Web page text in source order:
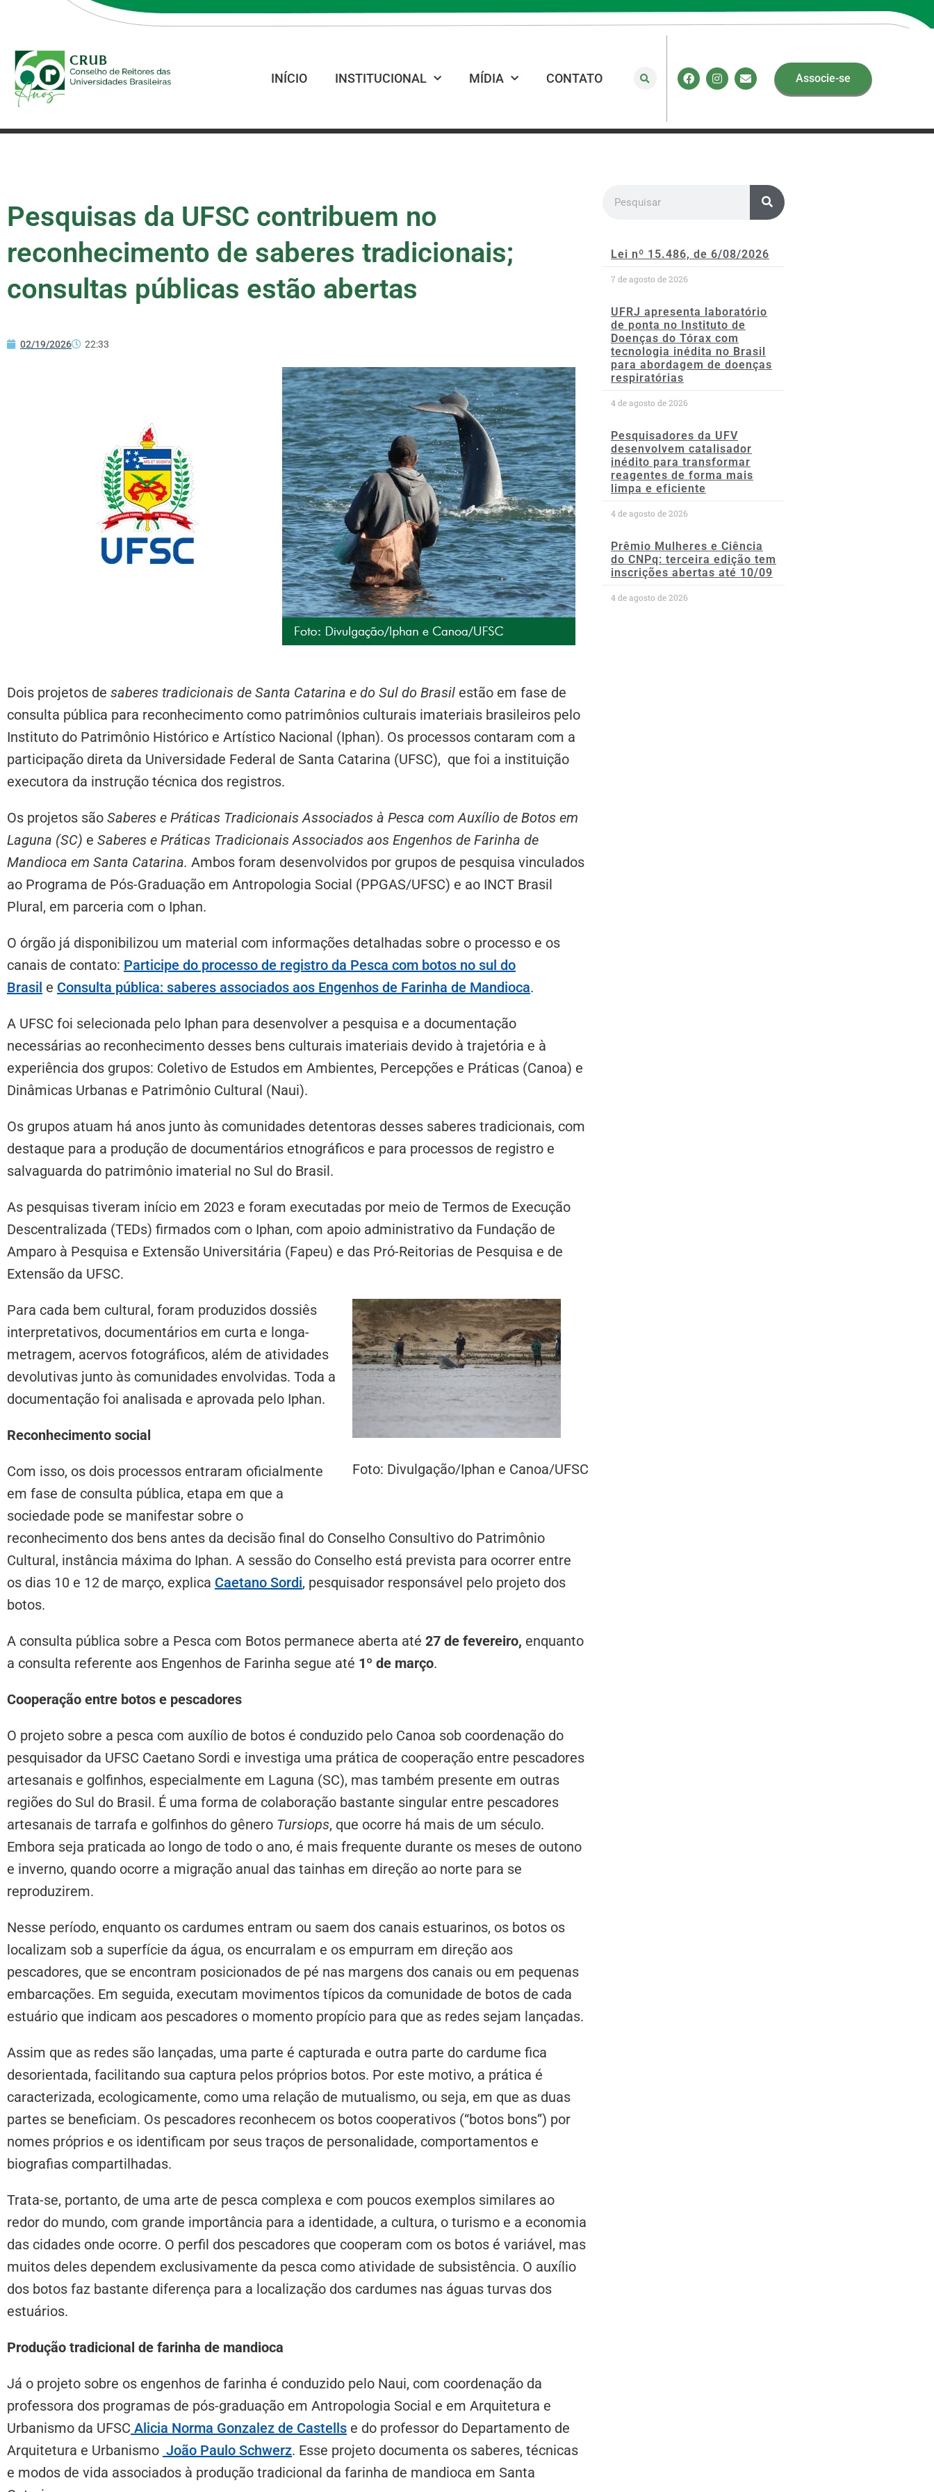
INÍCIO INSTITUCIONAL MÍDIA CONTATO Associe-se
Pesquisas da UFSC contribuem no
reconhecimento de saberes tradicionais;
consultas públicas estão abertas
02/19/2026 22:33
Dois projetos de saberes tradicionais de Santa Catarina e do Sul do Brasil estão em fase de
consulta pública para reconhecimento como patrimônios culturais imateriais brasileiros pelo
Instituto do Patrimônio Histórico e Artístico Nacional (Iphan). Os processos contaram com a
participação direta da Universidade Federal de Santa Catarina (UFSC), que foi a instituição
executora da instrução técnica dos registros.
Os projetos são Saberes e Práticas Tradicionais Associados à Pesca com Auxílio de Botos em
Laguna (SC) e Saberes e Práticas Tradicionais Associados aos Engenhos de Farinha de
Mandioca em Santa Catarina. Ambos foram desenvolvidos por grupos de pesquisa vinculados
ao Programa de Pós-Graduação em Antropologia Social (PPGAS/UFSC) e ao INCT Brasil
Plural, em parceria com o Iphan.
O órgão já disponibilizou um material com informações detalhadas sobre o processo e os
canais de contato: Participe do processo de registro da Pesca com botos no sul do
Brasil e Consulta pública: saberes associados aos Engenhos de Farinha de Mandioca.
A UFSC foi selecionada pelo Iphan para desenvolver a pesquisa e a documentação
necessárias ao reconhecimento desses bens culturais imateriais devido à trajetória e à
experiência dos grupos: Coletivo de Estudos em Ambientes, Percepções e Práticas (Canoa) e
Dinâmicas Urbanas e Patrimônio Cultural (Naui).
Os grupos atuam há anos junto às comunidades detentoras desses saberes tradicionais, com
destaque para a produção de documentários etnográficos e para processos de registro e
salvaguarda do patrimônio imaterial no Sul do Brasil.
As pesquisas tiveram início em 2023 e foram executadas por meio de Termos de Execução
Descentralizada (TEDs) firmados com o Iphan, com apoio administrativo da Fundação de
Amparo à Pesquisa e Extensão Universitária (Fapeu) e das Pró-Reitorias de Pesquisa e de
Extensão da UFSC.
Foto: Divulgação/Iphan e Canoa/UFSC
Para cada bem cultural, foram produzidos dossiês
interpretativos, documentários em curta e longa-
metragem, acervos fotográficos, além de atividades
devolutivas junto às comunidades envolvidas. Toda a
documentação foi analisada e aprovada pelo Iphan.
Reconhecimento social
Com isso, os dois processos entraram oficialmente
em fase de consulta pública, etapa em que a
sociedade pode se manifestar sobre o
reconhecimento dos bens antes da decisão final do Conselho Consultivo do Patrimônio
Cultural, instância máxima do Iphan. A sessão do Conselho está prevista para ocorrer entre
os dias 10 e 12 de março, explica Caetano Sordi, pesquisador responsável pelo projeto dos
botos.
A consulta pública sobre a Pesca com Botos permanece aberta até 27 de fevereiro, enquanto
a consulta referente aos Engenhos de Farinha segue até 1º de março.
Cooperação entre botos e pescadores
O projeto sobre a pesca com auxílio de botos é conduzido pelo Canoa sob coordenação do
pesquisador da UFSC Caetano Sordi e investiga uma prática de cooperação entre pescadores
artesanais e golfinhos, especialmente em Laguna (SC), mas também presente em outras
regiões do Sul do Brasil. É uma forma de colaboração bastante singular entre pescadores
artesanais de tarrafa e golfinhos do gênero Tursiops, que ocorre há mais de um século.
Embora seja praticada ao longo de todo o ano, é mais frequente durante os meses de outono
e inverno, quando ocorre a migração anual das tainhas em direção ao norte para se
reproduzirem.
Nesse período, enquanto os cardumes entram ou saem dos canais estuarinos, os botos os
localizam sob a superfície da água, os encurralam e os empurram em direção aos
pescadores, que se encontram posicionados de pé nas margens dos canais ou em pequenas
embarcações. Em seguida, executam movimentos típicos da comunidade de botos de cada
estuário que indicam aos pescadores o momento propício para que as redes sejam lançadas.
Assim que as redes são lançadas, uma parte é capturada e outra parte do cardume fica
desorientada, facilitando sua captura pelos próprios botos. Por este motivo, a prática é
caracterizada, ecologicamente, como uma relação de mutualismo, ou seja, em que as duas
partes se beneficiam. Os pescadores reconhecem os botos cooperativos (“botos bons”) por
nomes próprios e os identificam por seus traços de personalidade, comportamentos e
biografias compartilhadas.
Trata-se, portanto, de uma arte de pesca complexa e com poucos exemplos similares ao
redor do mundo, com grande importância para a identidade, a cultura, o turismo e a economia
das cidades onde ocorre. O perfil dos pescadores que cooperam com os botos é variável, mas
muitos deles dependem exclusivamente da pesca como atividade de subsistência. O auxílio
dos botos faz bastante diferença para a localização dos cardumes nas águas turvas dos
estuários.
Produção tradicional de farinha de mandioca
Já o projeto sobre os engenhos de farinha é conduzido pelo Naui, com coordenação da
professora dos programas de pós-graduação em Antropologia Social e em Arquitetura e
Urbanismo da UFSC Alicia Norma Gonzalez de Castells e do professor do Departamento de
Arquitetura e Urbanismo João Paulo Schwerz. Esse projeto documenta os saberes, técnicas
e modos de vida associados à produção tradicional da farinha de mandioca em Santa
Lei nº 15.486, de 6/08/2026
7 de agosto de 2026
UFRJ apresenta laboratório
de ponta no Instituto de
Doenças do Tórax com
tecnologia inédita no Brasil
para abordagem de doenças
respiratórias
4 de agosto de 2026
Pesquisadores da UFV
desenvolvem catalisador
inédito para transformar
reagentes de forma mais
limpa e eficiente
4 de agosto de 2026
Prêmio Mulheres e Ciência
do CNPq: terceira edição tem
inscrições abertas até 10/09
4 de agosto de 2026